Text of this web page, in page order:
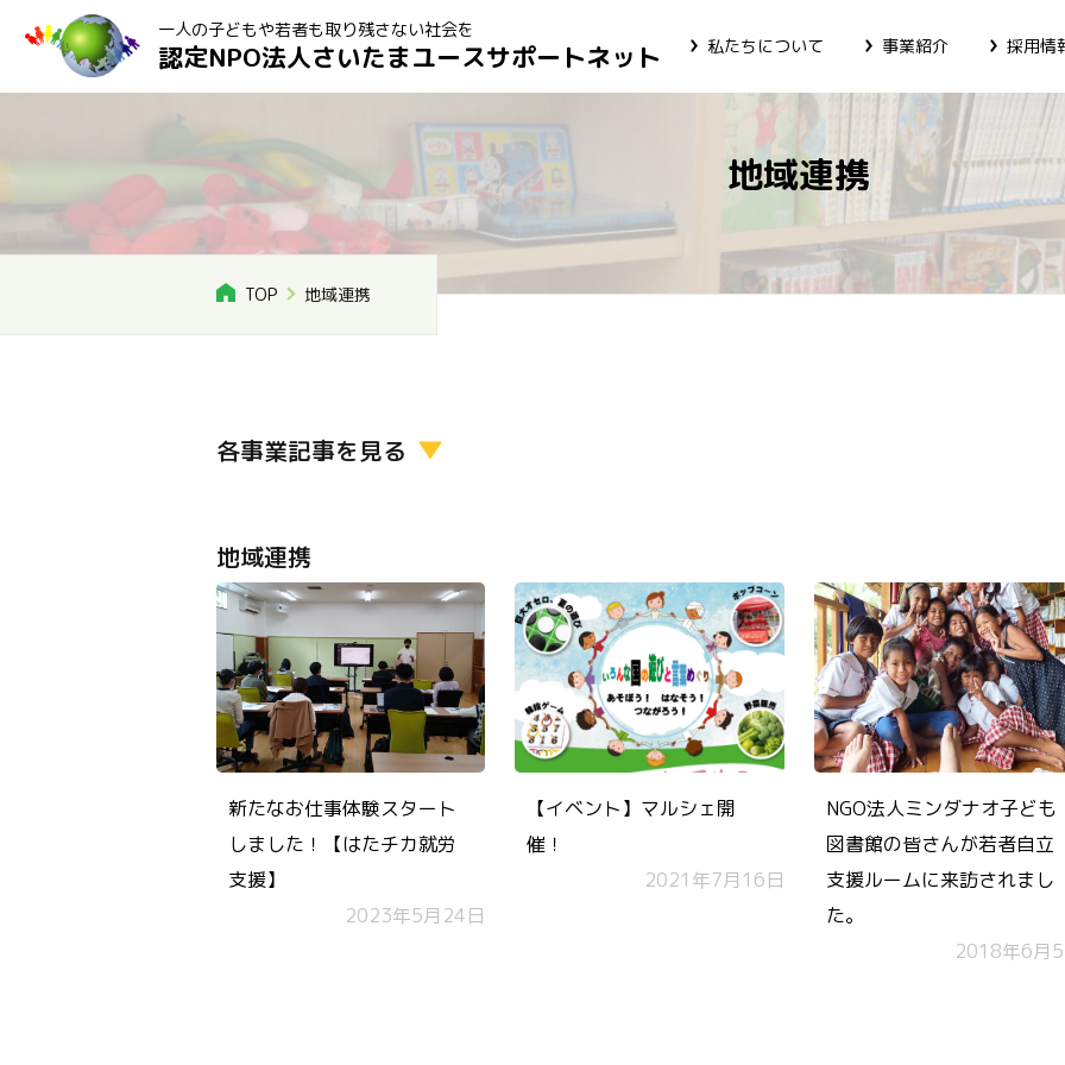
一人の子どもや若者も取り残さない社会を
認定NPO法人さいたまユースサポートネット 私たちについて 事業紹介 採用情
地域連携
TOP 地域連携
各事業記事を見る
地域連携
新たなお仕事体験スタート
しました！【はたチカ就労
支援】
2023年5月24日
【イベント】マルシェ開
催！
2021年7月16日
NGO法人ミンダナオ子ども
図書館の皆さんが若者自立
支援ルームに来訪されまし
た。
2018年6月